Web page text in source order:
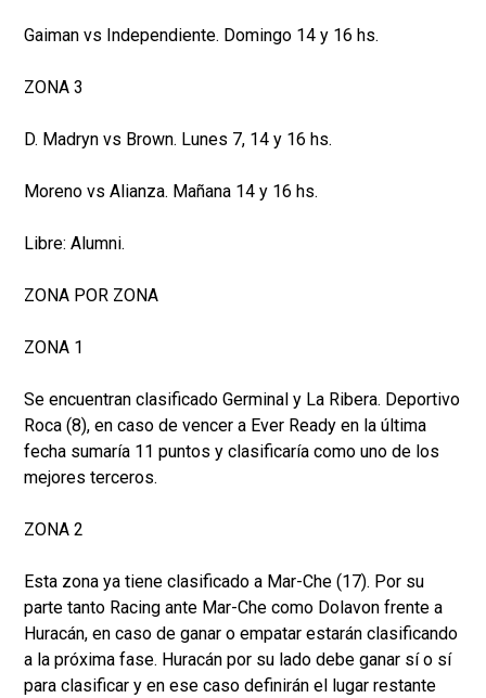
Gaiman vs Independiente. Domingo 14 y 16 hs.
ZONA 3
D. Madryn vs Brown. Lunes 7, 14 y 16 hs.
Moreno vs Alianza. Mañana 14 y 16 hs.
Libre: Alumni.
ZONA POR ZONA
ZONA 1
Se encuentran clasificado Germinal y La Ribera. Deportivo
Roca (8), en caso de vencer a Ever Ready en la última
fecha sumaría 11 puntos y clasificaría como uno de los
mejores terceros.
ZONA 2
Esta zona ya tiene clasificado a Mar-Che (17). Por su
parte tanto Racing ante Mar-Che como Dolavon frente a
Huracán, en caso de ganar o empatar estarán clasificando
a la próxima fase. Huracán por su lado debe ganar sí o sí
para clasificar y en ese caso definirán el lugar restante